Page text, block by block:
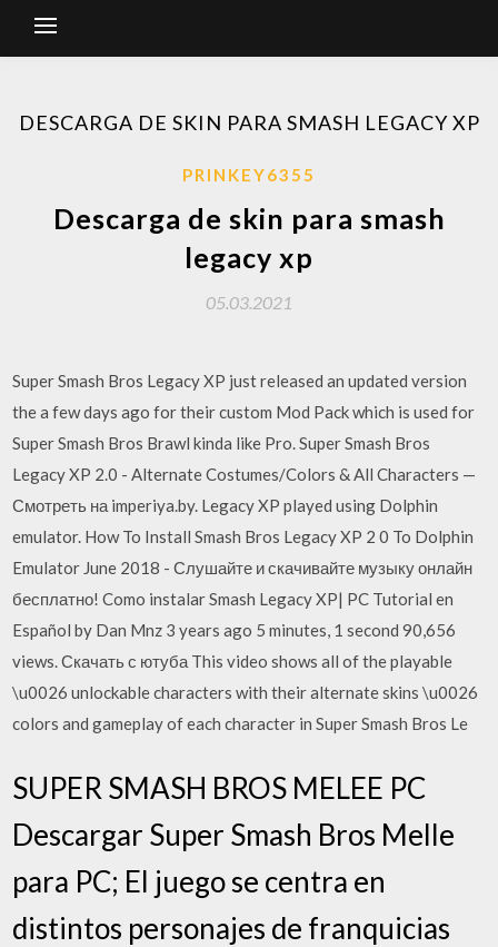
DESCARGA DE SKIN PARA SMASH LEGACY XP
PRINKEY6355
Descarga de skin para smash
legacy xp
05.03.2021
Super Smash Bros Legacy XP just released an updated version
the a few days ago for their custom Mod Pack which is used for
Super Smash Bros Brawl kinda like Pro. Super Smash Bros
Legacy XP 2.0 - Alternate Costumes/Colors & All Characters —
Смотреть на imperiya.by. Legacy XP played using Dolphin
emulator. How To Install Smash Bros Legacy XP 2 0 To Dolphin
Emulator June 2018 - Слушайте и скачивайте музыку онлайн
бесплатно! Como instalar Smash Legacy XP| PC Tutorial en
Español by Dan Mnz 3 years ago 5 minutes, 1 second 90,656
views. Скачать с ютуба This video shows all of the playable
\u0026 unlockable characters with their alternate skins \u0026
colors and gameplay of each character in Super Smash Bros Le
SUPER SMASH BROS MELEE PC
Descargar Super Smash Bros Melle
para PC; El juego se centra en
distintos personajes de franquicias